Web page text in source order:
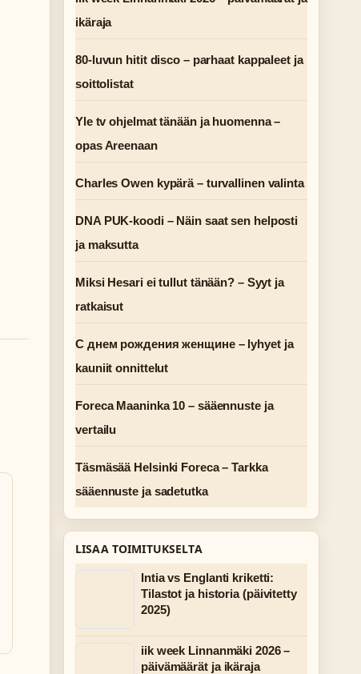
ikäraja
80-luvun hitit disco – parhaat kappaleet ja
soittolistat
Yle tv ohjelmat tänään ja huomenna –
opas Areenaan
Charles Owen kypärä – turvallinen valinta
DNA PUK-koodi – Näin saat sen helposti
ja maksutta
Miksi Hesari ei tullut tänään? – Syyt ja
ratkaisut
С днем рождения женщине – lyhyet ja
kauniit onnittelut
Foreca Maaninka 10 – sääennuste ja
vertailu
Täsmäsää Helsinki Foreca – Tarkka
sääennuste ja sadetutka
LISAA TOIMITUKSELTA
Intia vs Englanti kriketti:
Tilastot ja historia (päivitetty
2025)
iik week Linnanmäki 2026 –
päivämäärät ja ikäraja